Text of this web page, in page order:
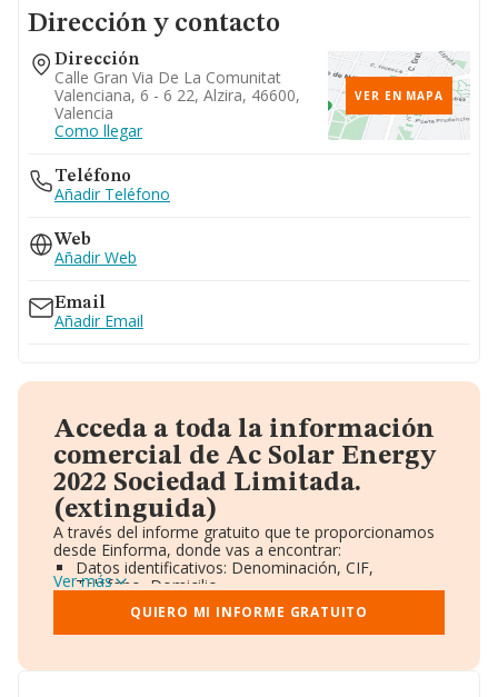
Dirección y contacto
Dirección
Calle Gran Via De La Comunitat
Valenciana, 6 - 6 22, Alzira, 46600,
Valencia
Como llegar
VER EN MAPA
Teléfono
Añadir Teléfono
Web
Añadir Web
Email
Añadir Email
Acceda a toda la información
comercial de Ac Solar Energy
2022 Sociedad Limitada.
(extinguida)
A través del informe gratuito que te proporcionamos
desde Einforma, donde vas a encontrar:
Datos identificativos: Denominación, CIF,
Teléfono, Domicilio.
Informe Mercantil Completo (BORME).
Gráficos de Evolución Ventas y Empleados.
Consejo de Administración y Administradores.
Accionistas.
Ver más
QUIERO MI INFORME GRATUITO